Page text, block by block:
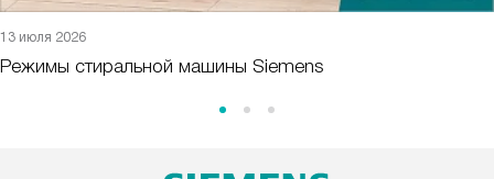
13 июля 2026
Режимы стиральной машины Siemens